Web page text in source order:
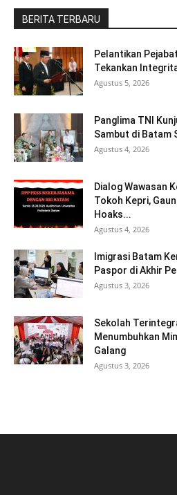
BERITA TERBARU
Pelantikan
Tekankan
Agustus 5, 2026
Panglima TNI
Sambut di Batam
Agustus 4, 2026
Dialog Wawasan
Tokoh Kepri,
Hoaks...
Agustus 4, 2026
Imigrasi Batam
Paspor di Akhir
Agustus 3, 2026
Sekolah
Menumbuhkan
Galang
Agustus 3, 2026